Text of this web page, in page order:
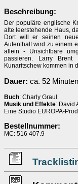
Beschreibung:
Der populäre englische
alte leerstehende Haus,
Dort will er seinen
Aufenthalt wird zu einem
allein - Unsichtbare
passieren. Larry
Kunaritschew kommen in
Dauer: ca. 52 Minuten
Buch: Charly Graul
Musik und Effekte: David
Eine Studio EUROPA-
Bestellnummer:
MC: 516 407.9